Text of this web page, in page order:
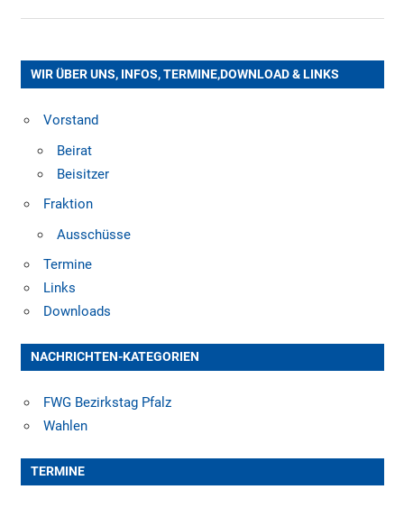
WIR ÜBER UNS, INFOS, TERMINE,DOWNLOAD & LINKS
Vorstand
Beirat
Beisitzer
Fraktion
Ausschüsse
Termine
Links
Downloads
NACHRICHTEN-KATEGORIEN
FWG Bezirkstag Pfalz
Wahlen
TERMINE